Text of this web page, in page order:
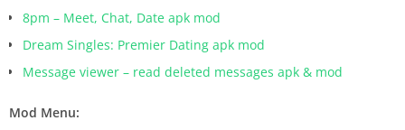
8pm – Meet, Chat, Date apk mod
Dream Singles: Premier Dating apk mod
Message viewer – read deleted messages apk & mod
Mod Menu: